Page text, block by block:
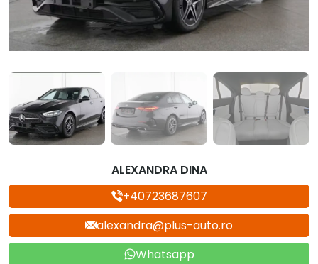
Contact
ALEXANDRA DINA
+40723687607
alexandra@plus-auto.ro
Whatsapp